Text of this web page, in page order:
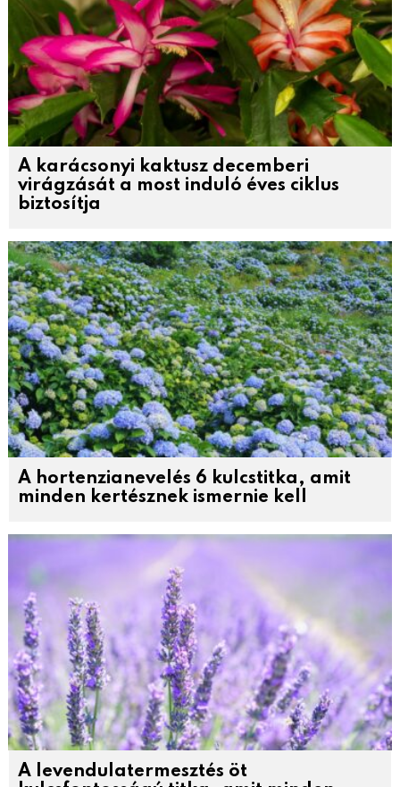
A karácsonyi kaktusz decemberi
virágzását a most induló éves ciklus
biztosítja
A hortenzianevelés 6 kulcstitka, amit
minden kertésznek ismernie kell
A levendulatermesztés öt